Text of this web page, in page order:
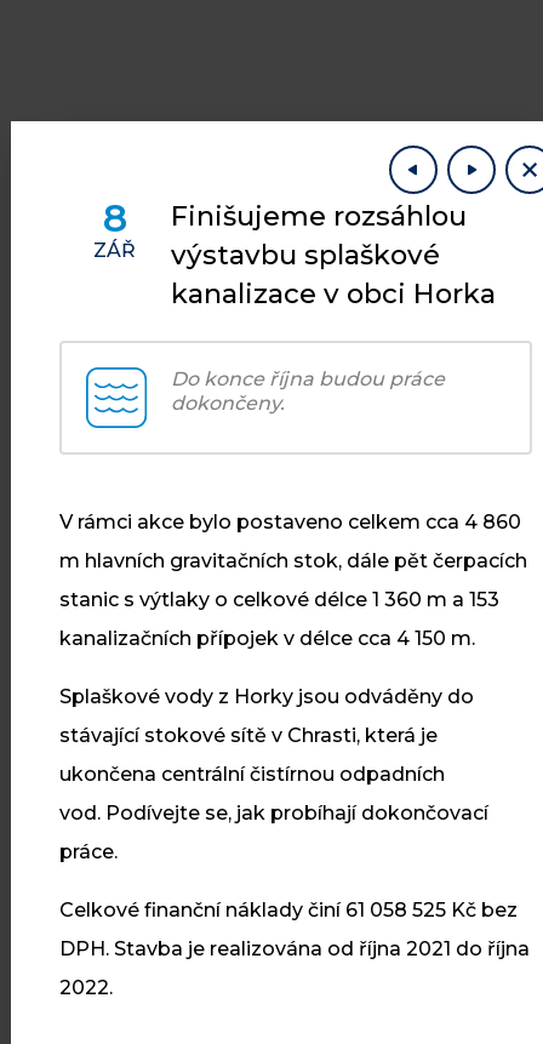
Co je u nás
nového
20
ČVC
Revitalizace veřejného
prostranství v Dříteči
V Dříteči jsme dokončili
revitalizaci veřejného prostranství
s novými zpevněnými plochami,
osvětlením a zelení.
8
ZÁŘ
Finišujeme rozsáhlou
výstavbu splaškové
kanalizace v obci Horka
Do konce října budou práce
dokončeny.
V rámci akce bylo postaveno celkem cca 4 860
m hlavních gravitačních stok, dále pět čerpacích
stanic s výtlaky o celkové délce 1 360 m a 153
kanalizačních přípojek v délce cca 4 150 m.
Splaškové vody z Horky jsou odváděny do
stávající stokové sítě v Chrasti, která je
ukončena centrální čistírnou odpadních
vod. Podívejte se, jak probíhají dokončovací
práce.
Celkové finanční náklady činí 61 058 525 Kč bez
DPH. Stavba je realizována od října 2021 do října
2022.